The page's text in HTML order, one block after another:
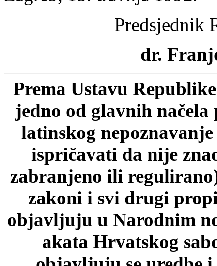
Predsjednik
dr.
Prema Ustavu
jedno od glavnih
latinskog
ispričavati da nije
zabranjeno ili
zakoni i svi drugi
objavljuju u Narodnim
akata Hrvatskog